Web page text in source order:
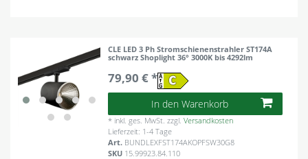
CLE LED 3 Ph Stromschienenstrahler ST174A
schwarz Shoplight 36° 3000K bis 4292lm
79,90 € *
In den Warenkorb
* inkl. ges. MwSt. zzgl.Versandkosten
Lieferzeit: 1-4 Tage
Art. BUNDLEXFST174AKOPFSW30G8
SKU 15.99923.84.110